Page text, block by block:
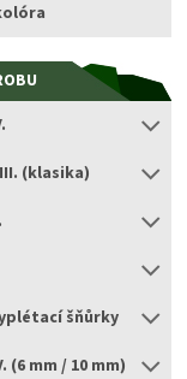
III. (klasika)
šňůrky
(6 mm / 10 mm)